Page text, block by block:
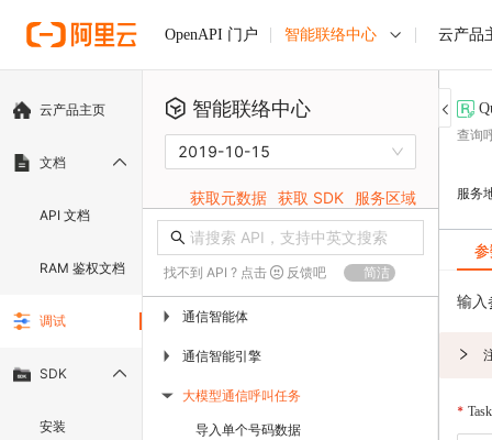
OpenAPI 门户 智能联络中心 云产品
云产品主页
文档
API 文档
RAM 鉴权文档
调试
SDK
安装
智能联络中心
2019-10-15
获取元数据 获取 SDK 服务区域
找不到 API ? 点击 反馈吧 简洁
▶ 通信智能体
▶ 通信智能引擎
▶ 大模型通信呼叫任务
导入单个号码数据
查询
服务
输入